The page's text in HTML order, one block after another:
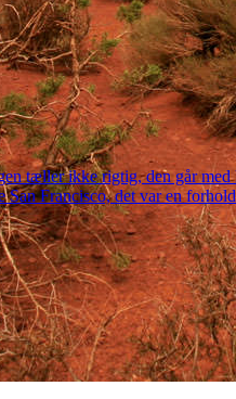
tæller ikke rigtig, den går
Francisco, det var en